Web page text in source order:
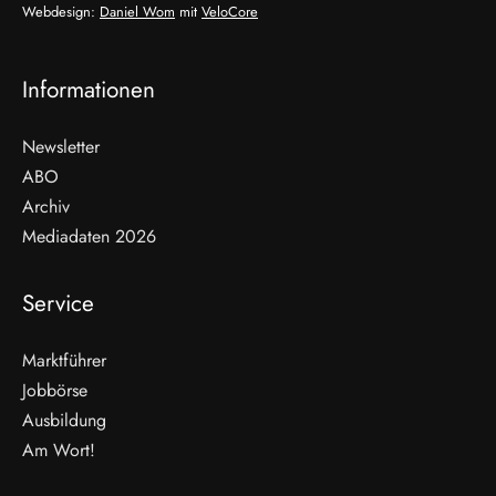
Webdesign: Daniel Wom mit VeloCore
Informationen
Newsletter
ABO
Archiv
Mediadaten 2026
Service
Marktführer
Jobbörse
Ausbildung
Am Wort!